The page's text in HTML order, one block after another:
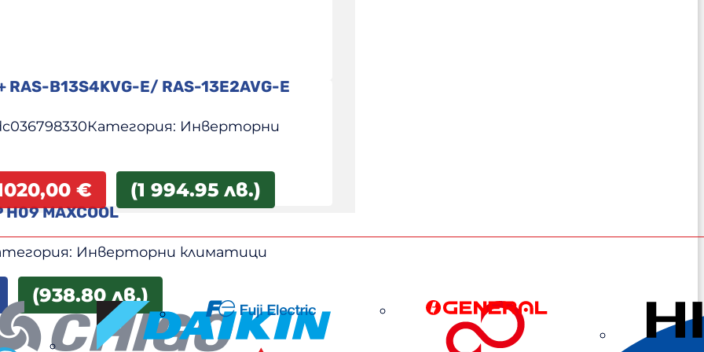
RAS-B13S4KVG-E/ RAS-13E2AVG-E
Категория: Инверторни
€ (1 994.95 лв.)
MAXCOOL
Инверторни климатици
(938.80 лв.)